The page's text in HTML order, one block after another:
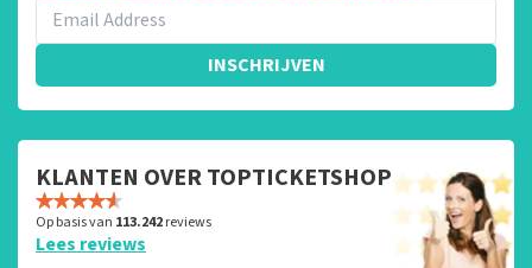
INSCHRIJVEN
KLANTEN OVER TOPTICKETSHOP
Op basis van 113.242reviews
Lees reviews